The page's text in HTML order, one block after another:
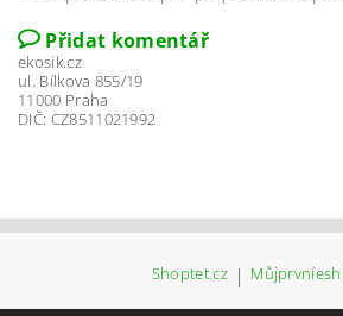
Přidat komentář
ekosik.cz
ul. Bílkova 855/19
11000 Praha
DIČ: CZ8511021992
Shoptet.cz |